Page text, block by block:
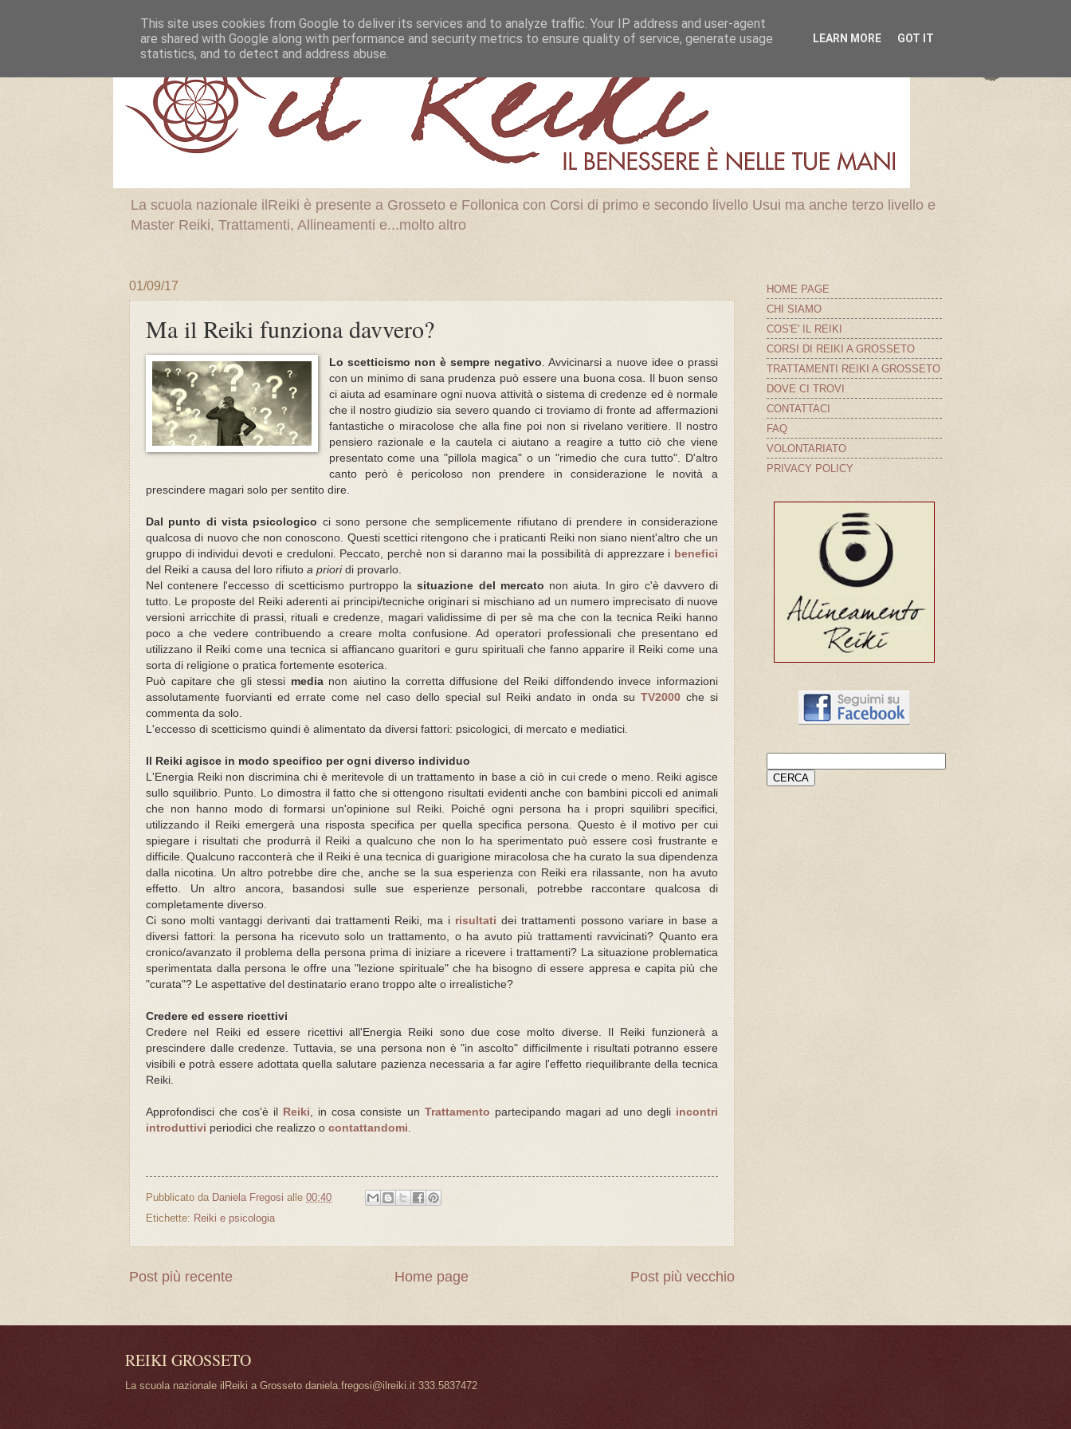
La scuola nazionale ilReiki è presente a Grosseto e Follonica con Corsi di primo e secondo livello Usui ma anche terzo livello e
Master Reiki, Trattamenti, Allineamenti e...molto altro
01/09/17
Ma il Reiki funziona davvero?
Lo scetticismo non è sempre negativo . Avvicinarsi a nuove idee o prassi
con un minimo di sana prudenza può essere una buona cosa.
Il buon senso
ci aiuta ad esaminare ogni nuova attività o sistema di credenze ed ènormale
che il nostro giudizio sia severo quando ci troviamo di fronte ad affermazioni
fantastiche o miracolose che alla fine poi non si rivelano veritiere.
Il nostro
pensiero razionale e la cautela ci aiutano a reagire a tutto ciò che viene
presentato come una "pillola magica" o un "rimedio che cura tutto".
D'altro
canto però è pericoloso non prendere in considerazione le novità a
prescindere magari solo per sentito dire.
Dal punto di vista psicologico ci sono persone che semplicemente rifiutano di prendere in considerazione
qualcosa di nuovo che non conoscono. Questiscettici ritengono che i praticanti Reiki non siano nient'altro che un
gruppo di individui devoti e creduloni.
Peccato, perchè non si daranno mai la possibilità di apprezzare i benefici
del Reiki a causa del loro rifiuto a prioridi provarlo.
Nel contenere l'eccesso di scetticismo purtroppo lasituazione del mercato non aiuta. In giro c'è davvero di
tutto. Le proposte del Reiki aderenti ai principi/tecniche originari si mischiano ad un numero imprecisato di nuove
versioni arricchite di prassi, rituali e credenze, magari validissime di per sè ma che con la tecnica Reiki hanno
poco a che vedere contribuendo a creare molta confusione. Ad operatori professionali che presentano ed
utilizzano il Reiki come una tecnica si affiancano guaritori e guru spirituali che fanno apparire il Reiki come una
sorta di religione o pratica fortemente esoterica.
Può capitare che gli stessi medianon aiutino la corretta diffusione del Reiki diffondendo invece informazioni
assolutamente fuorvianti ed errate come nel caso dello special sul Reiki andato in onda su TV2000che si
commenta da solo.
L'eccesso di scetticismo quindi è alimentato da diversi fattori: psicologici, di mercato e mediatici.
Il Reiki agisce in modo specifico per ogni diverso individuo
L'Energia Reiki non discrimina chi è meritevole di un trattamento in base a ciò in cui crede o meno.
Reiki agisce
sullo squilibrio. Punto. Lo dimostra il fatto che si ottengono risultati evidenti anche con bambini piccoli ed animali
che non hanno modo di formarsi un'opinione sul Reiki.
Poiché ogni persona ha i propri squilibri specifici,
utilizzando il Reiki emergerà una risposta specifica per quella specifica persona. Questo è il motivo per cui
spiegare i risultati che produrrà il Reiki a qualcuno che non lo ha sperimentato può essere così frustrante e
difficile.Qualcuno racconterà che il Reiki è una tecnica di guarigione miracolosa che ha curato la sua dipendenza
dalla nicotina. Un altro potrebbe dire che, anche se la sua esperienza con Reiki era rilassante, non ha avuto
effetto. Un altro ancora, basandosi sulle sue esperienze personali, potrebbe raccontare qualcosa di
completamente diverso.
Ci sono molti vantaggi derivanti dai trattamenti Reiki, ma i risultati dei trattamenti possono variare in base a
diversi fattori:
la persona ha ricevuto solo un trattamento, o ha avuto più trattamenti ravvicinati? Quanto era
cronico/avanzato il problema della persona prima di iniziare a ricevere i trattamenti? La situazione problematica
sperimentata dalla persona le offre una "lezione spirituale" che ha bisogno di essere appresa e capita più che
"curata"?
e aspettative del destinatario erano troppo alte o irrealistiche?
Credere ed essere ricettivi
Credere nel Reiki ed essere ricettivi all'Energia Reiki sono due cose molto diverse.
Il Reiki funzionerà a
prescindere dalle credenze. Tuttavia, se una persona non è "in ascolto" difficilmente i risultati potranno essere
visibili e potrà essere adottata quella salutare pazienza necessaria a far agire l'effetto riequilibrante della tecnica
Reiki.
Approfondisci che cos'è il Reiki , in cosa consiste un Trattamento partecipando magari ad uno degli incontri
introduttivi periodici che realizzo o contattandomi
Pubblicato da Daniela Fregosi alle 00:40
Etichette: Reiki e psicologia
Post più recente Post più vecchio
Home page
HOME PAGE
CHI SIAMO
COS'E' IL REIKI
CORSI DI REIKI A GROSSETO
TRATTAMENTI REIKI A GROSSETO
DOVE CI TROVI
CONTATTACI
FAQ
VOLONTARIATO
PRIVACY POLICY
REIKI GROSSETO
La scuola nazionale ilReiki a Grosseto daniela.fregosi@ilreiki.it 333.5837472
This site uses cookies from Google to deliver its services and to analyze traffic. Your IP address and user-agent
are shared with Google along with performance and security metrics to ensure quality of service, generate usage
statistics, and to detect and address abuse.
LEARN MORE GOT IT